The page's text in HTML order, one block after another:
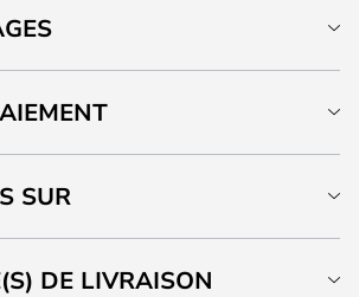
SUR
DE LIVRAISON